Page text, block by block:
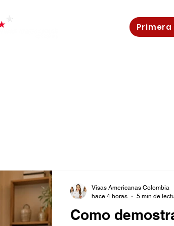
Primera
Como
Visas Americanas Colombia
hace 4 horas
5 min de